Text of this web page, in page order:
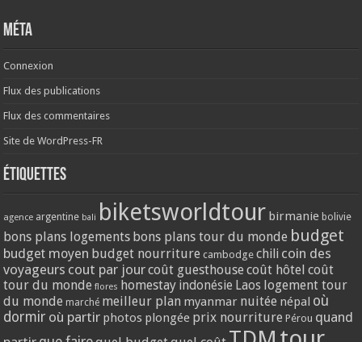
Méta
Connexion
Flux des publications
Flux des commentaires
Site de WordPress-FR
Étiquettes
agence argentine bali biketsworldtour birmanie bolivie
bons plans logements bons plans tour du monde budget
budget moyen budget nourriture cambodge chili coin des
voyageurs cout par jourcoût guesthouse coût hôtel coût
tour du monde flores homestay indonésie Laos logement tour
du monde marché meilleur plan myanmar nuitée népal où
dormir où partir photos plongée prix nourriture Pérou quand